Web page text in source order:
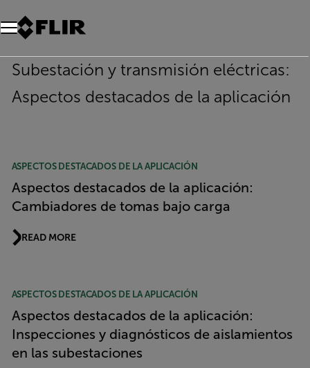
Unread messages
Modelo
Eliminar
artículos
artículo
Añadir al carro
Añadido al carro
Subestación y transmisión eléctricas:
Aspectos destacados de la aplicación
ASPECTOS DESTACADOS DE LA APLICACIÓN
Aspectos destacados de la aplicación:
Cambiadores de tomas bajo carga
READ MORE
ASPECTOS DESTACADOS DE LA APLICACIÓN
Aspectos destacados de la aplicación:
Inspecciones y diagnósticos de aislamientos
en las subestaciones